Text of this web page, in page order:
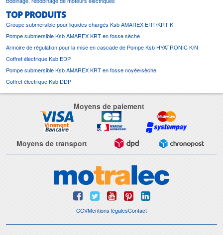
TOP PRODUITS
Groupe submersible pour liquides chargés Ksb AMAREX ERT/KRT K
Pompe submersible Ksb AMAREX KRT en fosse sèche
Armoire de régulation pour la mise en cascade de Pompe Ksb HYATRONIC K/N
Coffret électrique Ksb EDP
Pompe submersible Ksb AMAREX KRT en fosse noyée/sèche
Coffret électrique Ksb DDP
Moyens de paiement
Moyens de transport
CGVMentions légalesContact